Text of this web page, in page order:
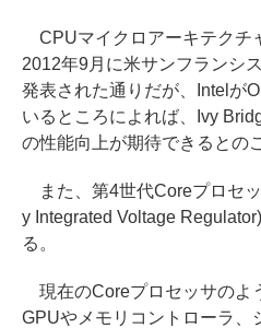
CPUマイクロアーキテクチ
2012年9月に米サンフランシ
発表された通りだが、Intelが
いるところによれば、Ivy
の性能向上が期待できるとの
また、第4世代Coreプロセ
y Integrated Voltage
る。
現在のCoreプロセッサのよ
GPUやメモリコントローラ、